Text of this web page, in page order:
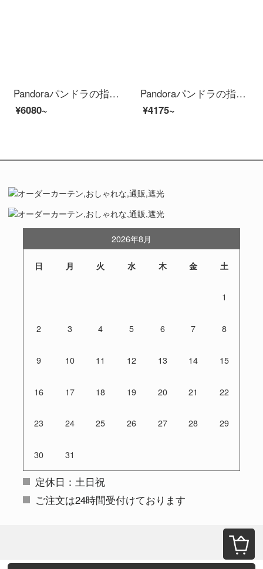
Pandoraパンドラの指輪女性バラゴールドピンクの魔法王冠
¥6080~
Pandoraパンドラの指輪の女性925銀のPANDORAの心190963 CZファッションアクセサリーは彼女にプレゼントします。
¥4175~
2026年8月
日 月 火 水 木 金 土
1
2 3 4 5 6 7 8
9 10 11 12 13 14 15
16 17 18 19 20 21 22
23 24 25 26 27 28 29
30 31
定休日：土日祝
ご注文は24時間受付けております